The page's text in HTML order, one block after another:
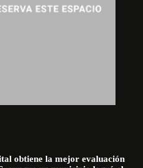
obtiene la mejor evaluación